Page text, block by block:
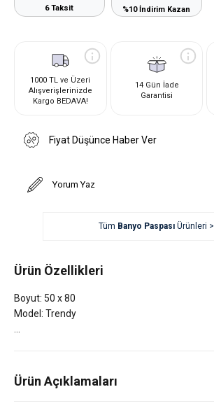
6 Taksit
%10 İndirim Kazan
1000 TL ve Üzeri
Alışverişlerinizde
Kargo BEDAVA!
14 Gün İade
Garantisi
Fiyat Düşünce Haber Ver
Yorum Yaz
Tüm Banyo Paspası Ürünleri >
Ürün Özellikleri
Boyut: 50 x 80
Model: Trendy
Ürün Açıklamaları